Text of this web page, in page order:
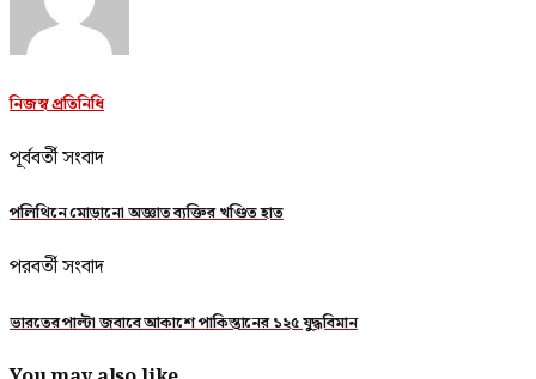
নিজস্ব প্রতিনিধি
পূর্ববর্তী সংবাদ
পলিথিনে মোড়ানো অজ্ঞাত ব্যক্তির খণ্ডিত হাত
পরবর্তী সংবাদ
ভারতের পাল্টা জবাবে আকাশে পাকিস্তানের ১২৫ যুদ্ধবিমান